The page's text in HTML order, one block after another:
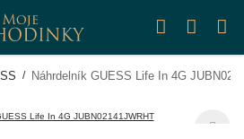
Náhrdelník GUESS Life In 4G